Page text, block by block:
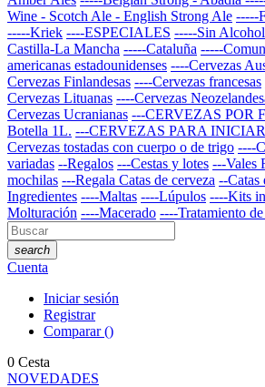
Wine - Scotch Ale - English Strong Ale -----
-----Kriek ----ESPECIALES -----Sin Alcohol
Castilla-La Mancha -----Cataluña -----
americanas estadounidenses ----Cervezas
Cervezas Finlandesas ----Cervezas francesas
Cervezas Lituanas ----Cervezas
Cervezas Ucranianas ---CERVEZAS POR
Botella 1L. ---CERVEZAS PARA
Cervezas tostadas con cuerpo o de trigo ----
variadas --Regalos ---Cestas y lotes ---Vales
mochilas ---Regala Catas de cerveza --Catas
Ingredientes ----Maltas ----Lúpulos ----Kits
Molturación ----Macerado ----Tratamiento de
search
Cuenta
Iniciar sesión
Registrar
Comparar()
0 Cesta
NOVEDADES